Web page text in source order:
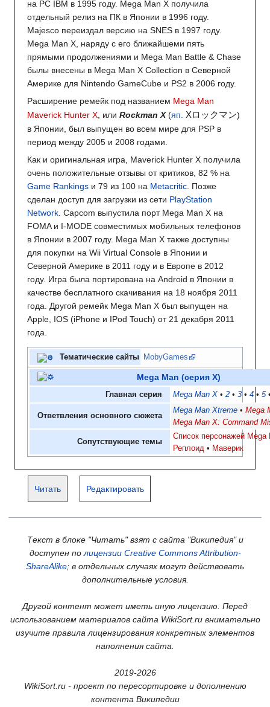
на PC IBM в 1995 году. Mega Man X получила
отдельный релиз на ПК в Японии в 1996 году.
Majesco переиздал версию на SNES в 1997 году.
Mega Man X, наряду с его ближайшеми пять
прямыми продолжениями и Mega Man Battle & Chase
былы внесены в Mega Man X Collection в Северной
Америке для Nintendo GameCube и PS2 в 2006 году.
Расширение ремейк под названием Mega Man
Maverick Hunter X, или Rockman X(яп. Xロックマン)
в Японии, был выпущен во всем мире для PSP в
период между 2005 и 2008 годами.
Как и оригинальная игра, Maverick Hunter X получила
очень положительные отзывы от критиков, 82 % на
Game Rankings и 79 из 100 на Metacritic. Позже
сделан доступ для загрузки из сети PlayStation
Network. Capcom выпустила порт Mega Man X на
FOMA и I-MODE совместимых мобильных телефонов
в Японии в 2007 году. Mega Man X также доступны
для покупки на Wii Virtual Console в Японии и
Северной Америке в 2011 году и в Европе в 2012
году. Игра была портирована на Android в Японии в
качестве бесплатного скачивания на 18 ноября 2011
года. Другой ремейк Mega Man X был выпущен на
Apple, IOS (iPhone и IPod Touch) от 21 декабря 2011
года.
Тематические сайты MobyGames
Mega Man (серия X)
Главная серия Mega Man X 2 3 4 5
Ответвления основного сюжета
Mega Man Xtreme
Mega
Mega Man X: Command
Сопутствующие темы
Список персонажей Mega
Реплоид
Маверик
Читать Редактировать
Текст в блоке "Читать" взят с сайта "Википедия" и
доступен по лицензии Creative Commons Attribution-
ShareAlike; в отдельных случаях могут действовать
дополнительные условия.
Другой контент может иметь иную лицензию. Перед
использованием материалов сайта WikiSort.ru внимательно
изучите правила лицензирования конкретных элементов
наполнения сайта.
2019-2026
WikiSort.ru - проект по пересортировке и дополнению
контента Википедии